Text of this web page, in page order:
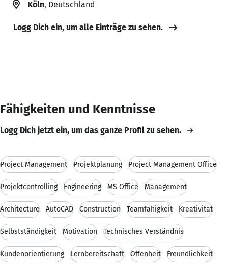
Köln, Deutschland
Logg Dich ein, um alle Einträge zu sehen.
Fähigkeiten und Kenntnisse
Logg Dich jetzt ein, um das ganze Profil zu sehen.
Project Management Projektplanung Project Management Office
Projektcontrolling Engineering MS Office Management
Architecture AutoCAD Construction Teamfähigkeit Kreativität
Selbstständigkeit Motivation Technisches Verständnis
Kundenorientierung Lernbereitschaft Offenheit Freundlichkeit